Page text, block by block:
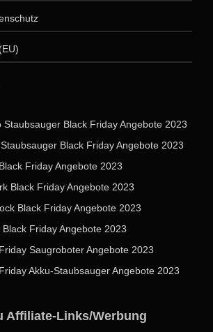
Staubsauger Black Friday Angebote 2023
Black Friday Angebote 2023
Friday Angebote 2023
Black Friday Angebote 2023
Black Friday Angebote 2023
Friday Angebote 2023
Saugroboter Angebote 2023
Akku-Staubsauger Angebote 2023
Affiliate-Links/Werbung